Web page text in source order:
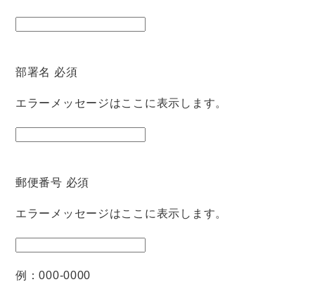
部署名 必須
エラーメッセージはここに表示します。
郵便番号 必須
エラーメッセージはここに表示します。
例：000-0000